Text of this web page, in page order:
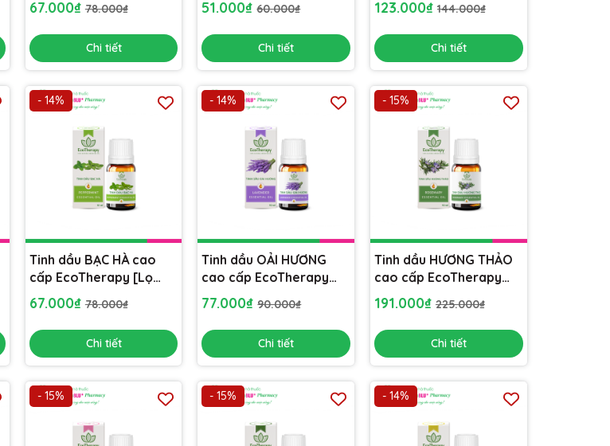
mùi, lọc không khí
67.000₫78.000₫
Chi tiết
mùi, lọc không khí
51.000₫60.000₫
Chi tiết
khử mùi, lọc không khí
123.000₫ 144.000₫
Chi tiết
- 14%
Tinh dầu BẠC HÀ cao
cấp EcoTherapy [Lọ
10ml] xông phòng, khử
mùi, lọc không khí
67.000₫78.000₫
Chi tiết
- 14%
Tinh dầu OẢI HƯƠNG
cao cấp EcoTherapy
[Lọ 10ml] xông phòng,
khử mùi, lọc không khí
77.000₫90.000₫
Chi tiết
- 15%
Tinh dầu HƯƠNG THẢO
cao cấp EcoTherapy
[Lọ 10ml] xông phòng,
khử mùi, lọc không khí
191.000₫ 225.000₫
Chi tiết
- 15% - 15% - 14%